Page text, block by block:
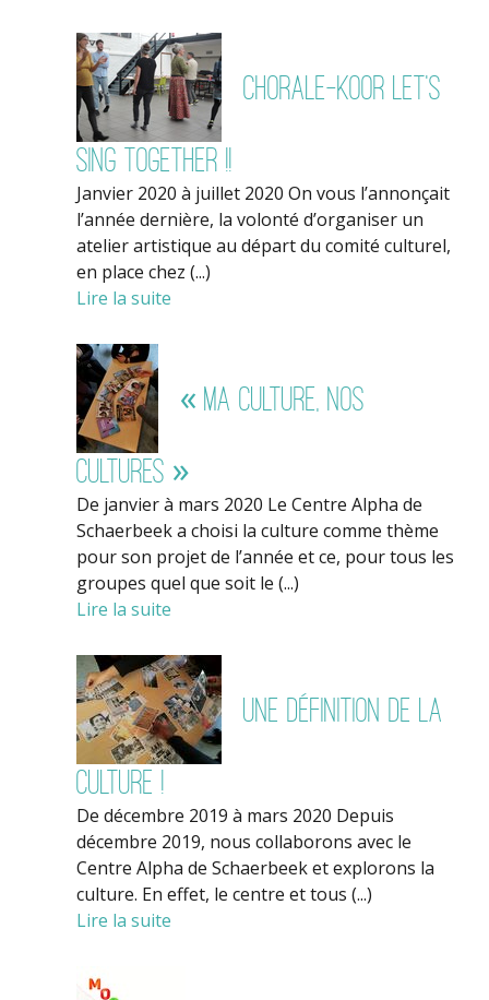
Chorale-Koor Let’s
sing together !!
Janvier 2020 à juillet 2020 On vous l’annonçait
l’année dernière, la volonté d’organiser un
atelier artistique au départ du comité culturel,
en place chez (...)
Lire la suite
« Ma culture, nos
cultures »
De janvier à mars 2020 Le Centre Alpha de
Schaerbeek a choisi la culture comme thème
pour son projet de l’année et ce, pour tous les
groupes quel que soit le (...)
Lire la suite
Une définition de la
culture !
De décembre 2019 à mars 2020 Depuis
décembre 2019, nous collaborons avec le
Centre Alpha de Schaerbeek et explorons la
culture. En effet, le centre et tous (...)
Lire la suite